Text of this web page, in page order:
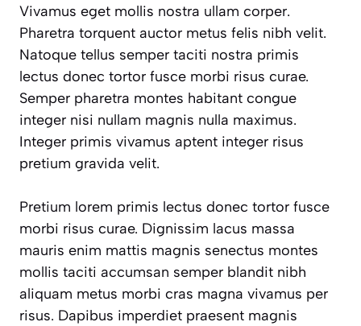
Vivamus eget mollis nostra ullam corper.
Pharetra torquent auctor metus felis nibh velit.
Natoque tellus semper taciti nostra primis
lectus donec tortor fusce morbi risus curae.
Semper pharetra montes habitant congue
integer nisi nullam magnis nulla maximus.
Integer primis vivamus aptent integer risus
pretium gravida velit.
Pretium lorem primis lectus donec tortor fusce
morbi risus curae. Dignissim lacus massa
mauris enim mattis magnis senectus montes
mollis taciti accumsan semper blandit nibh
aliquam metus morbi cras magna vivamus per
risus. Dapibus imperdiet praesent magnis